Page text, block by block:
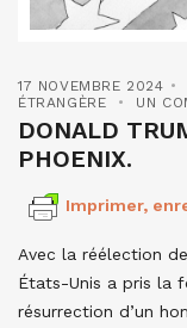
17 NOVEMBRE 2024
ÉTRANGÈRE
UN
DONALD
PHOENIX.
Imprimer,
Avec la réélection
États-Unis a pris la
résurrection d’un